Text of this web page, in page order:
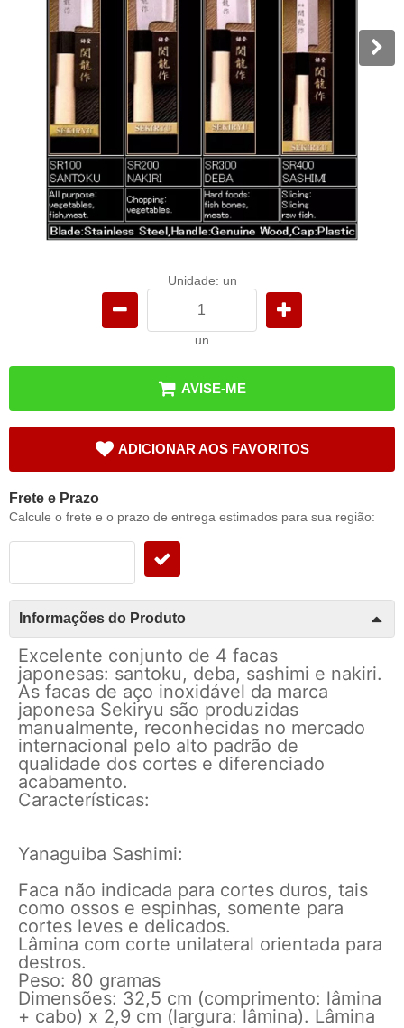
Unidade: un
un
AVISE-ME
ADICIONAR AOS FAVORITOS
Frete e Prazo
Calcule o frete e o prazo de entrega estimados para sua região:
Informações do Produto
Excelente conjunto de 4 facas
japonesas: santoku, deba, sashimi e nakiri.
As facas de aço inoxidável da marca
japonesa Sekiryu são produzidas
manualmente, reconhecidas no mercado
internacional pelo alto padrão de
qualidade dos cortes e diferenciado
acabamento.
Características:
Yanaguiba Sashimi:
Faca não indicada para cortes duros, tais
como ossos e espinhas, somente para
cortes leves e delicados.
Lâmina com corte unilateral orientada para
destros.
Peso: 80 gramas
Dimensões: 32,5 cm (comprimento: lâmina
+ cabo) x 2,9 cm (largura: lâmina). Lâmina